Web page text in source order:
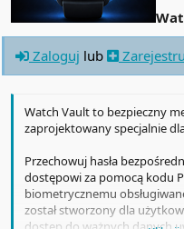
Zaloguj lub
Watch Vault to bezpieczny
zaprojektowany specjalnie
Przechowuj hasła
dostępowi za pomocą kodu
biometrycznemu
został stworzony dla